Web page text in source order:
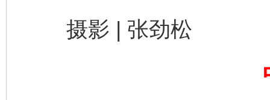
摄影 | 张劲松